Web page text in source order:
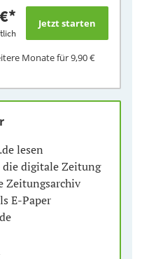
*
Monate für9,90 €
lesen
die digitale Zeitung
Zeitungsarchiv
E-Paper